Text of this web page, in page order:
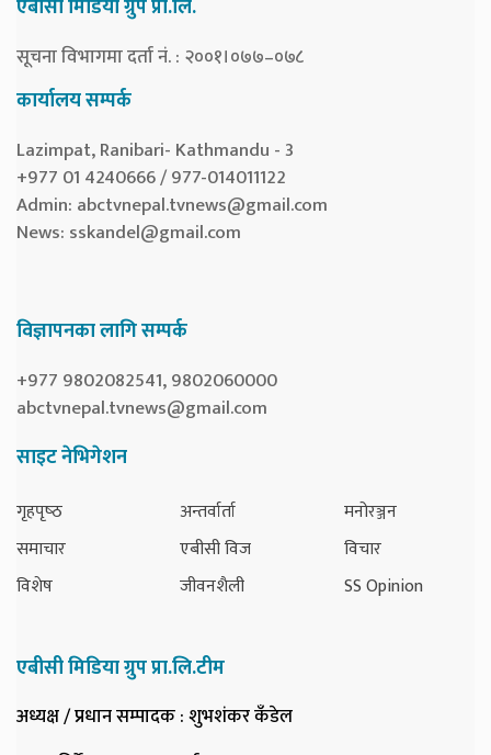
एबीसी मिडिया ग्रुप प्रा.लि.
सूचना विभागमा दर्ता नं. : २००१।०७७–०७८
कार्यालय सम्पर्क
Lazimpat, Ranibari- Kathmandu - 3
+977 01 4240666 / 977-014011122
Admin: abctvnepal.tvnews@gmail.com
News: sskandel@gmail.com
विज्ञापनका लागि सम्पर्क
+977 9802082541, 9802060000
abctvnepal.tvnews@gmail.com
साइट नेभिगेशन
गृहपृष्‍ठ
समाचार
विशेष
अन्तर्वार्ता
एबीसी विज
जीवनशैली
मनोरञ्जन
विचार
SS Opinion
एबीसी मिडिया ग्रुप प्रा.लि.टीम
अध्यक्ष / प्रधान सम्पादक: शुभशंकर कँडेल